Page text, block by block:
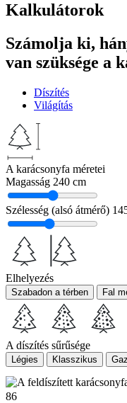
Kalkulátorok
Számolja ki,
van szüksége a
Díszítés
Világítás
A karácsonyfa méretei
Magasság 240 cm
Szélesség (alsó átmérő)
Elhelyezés
Szabadon a térben Fal
A díszítés sűrűsége
Légies Klasszikus
86